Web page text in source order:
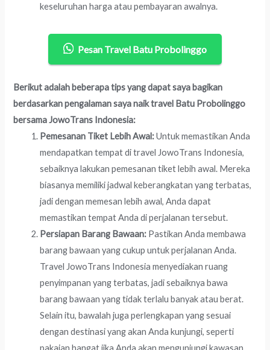
keseluruhan harga atau pembayaran awalnya.
Pesan Travel Batu Probolinggo
Berikut adalah beberapa tips yang dapat saya bagikan
berdasarkan pengalaman saya naik travel Batu Probolinggo
bersama JowoTrans Indonesia:
Pemesanan Tiket Lebih Awal:Untuk memastikan Anda
mendapatkan tempat di travel JowoTrans Indonesia,
sebaiknya lakukan pemesanan tiket lebih awal. Mereka
biasanya memiliki jadwal keberangkatan yang terbatas,
jadi dengan memesan lebih awal, Anda dapat
memastikan tempat Anda di perjalanan tersebut.
Persiapan Barang Bawaan: Pastikan Anda membawa
barang bawaan yang cukup untuk perjalanan Anda.
Travel JowoTrans Indonesia menyediakan ruang
penyimpanan yang terbatas, jadi sebaiknya bawa
barang bawaan yang tidak terlalu banyak atau berat.
Selain itu, bawalah juga perlengkapan yang sesuai
dengan destinasi yang akan Anda kunjungi, seperti